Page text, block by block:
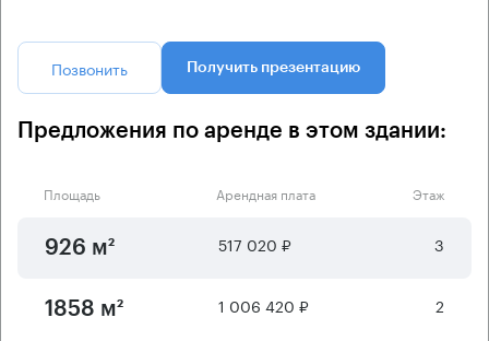
Позвонить Получить презентацию
Предложения по аренде в этом здании:
Площадь Арендная плата Этаж
926 м² 517 020 ₽ 3
1858 м² 1 006 420 ₽ 2